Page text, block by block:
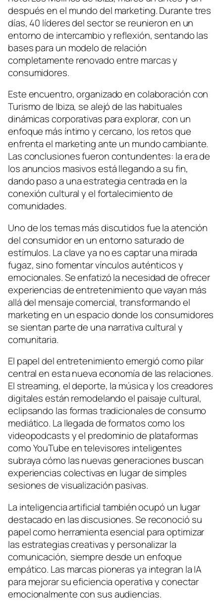
después en el mundo del marketing. Durante tres
días, 40 líderes del sector se reunieron en un
entorno de intercambio y reflexión, sentando las
bases para un modelo de relación
completamente renovado entre marcas y
consumidores.
Este encuentro, organizado en colaboración con
Turismo de Ibiza, se alejó de las habituales
dinámicas corporativas para explorar, con un
enfoque más íntimo y cercano, los retos que
enfrenta el marketing ante un mundo cambiante.
Las conclusiones fueron contundentes: la era de
los anuncios masivos está llegando a su fin,
dando paso a una estrategia centrada en la
conexión cultural y el fortalecimiento de
comunidades.
Uno de los temas más discutidos fue la atención
del consumidor en un entorno saturado de
estímulos. La clave ya no es captar una mirada
fugaz, sino fomentar vínculos auténticos y
emocionales. Se enfatizó la necesidad de ofrecer
experiencias de entretenimiento que vayan más
allá del mensaje comercial, transformando el
marketing en un espacio donde los consumidores
se sientan parte de una narrativa cultural y
comunitaria.
El papel del entretenimiento emergió como pilar
central en esta nueva economía de las relaciones.
El streaming, el deporte, la música y los creadores
digitales están remodelando el paisaje cultural,
eclipsando las formas tradicionales de consumo
mediático. La llegada de formatos como los
videopodcasts y el predominio de plataformas
como YouTube en televisores inteligentes
subraya cómo las nuevas generaciones buscan
experiencias colectivas en lugar de simples
sesiones de visualización pasivas.
La inteligencia artificial también ocupó un lugar
destacado en las discusiones. Se reconoció su
papel como herramienta esencial para optimizar
las estrategias creativas y personalizar la
comunicación, siempre desde un enfoque
empático. Las marcas pioneras ya integran la IA
para mejorar su eficiencia operativa y conectar
emocionalmente con sus audiencias.